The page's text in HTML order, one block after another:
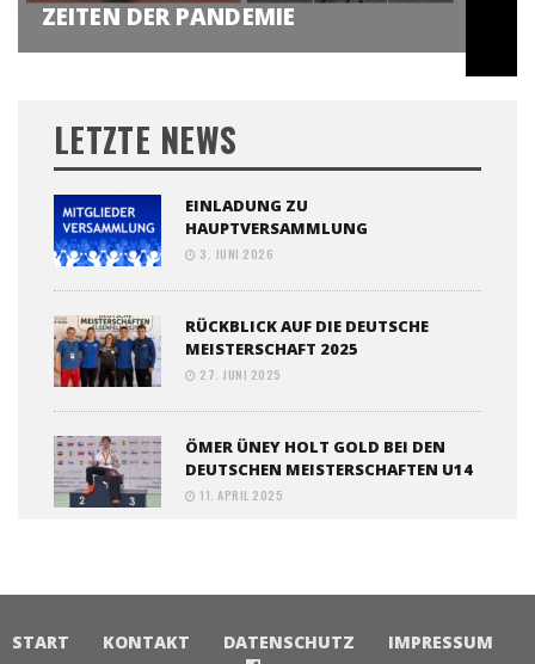
ZEITEN DER PANDEMIE
LETZTE NEWS
EINLADUNG ZU
HAUPTVERSAMMLUNG
3. JUNI 2026
RÜCKBLICK AUF DIE DEUTSCHE
MEISTERSCHAFT 2025
27. JUNI 2025
ÖMER ÜNEY HOLT GOLD BEI DEN
DEUTSCHEN MEISTERSCHAFTEN U14
11. APRIL 2025
START KONTAKT DATENSCHUTZ IMPRESSUM